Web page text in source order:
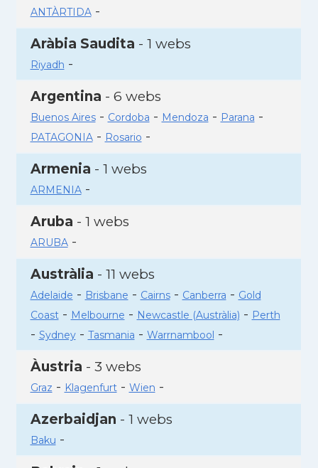
ANTÀRTIDA-
Aràbia Saudita - 1 webs
Riyadh -
Argentina - 6 webs
Buenos Aires- Cordoba - Mendoza - Parana -
PATAGONIA- Rosario -
Armenia - 1 webs
ARMENIA-
Aruba - 1 webs
ARUBA-
Austràlia - 11 webs
Adelaide - Brisbane - Cairns- Canberra - Gold
Coast- Melbourne - Newcastle (Austràlia) - Perth
- Sydney- Tasmania - Warrnambool -
Àustria - 3 webs
Graz - Klagenfurt- Wien -
Azerbaidjan - 1 webs
Baku -